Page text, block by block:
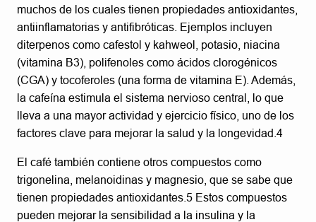
muchos de los cuales tienen propiedades antioxidantes,
antiinflamatorias y antifibróticas. Ejemplos incluyen
diterpenos como cafestol y kahweol, potasio, niacina
(vitamina B3), polifenoles como ácidos clorogénicos
(CGA) y tocoferoles (una forma de vitamina E). Además,
la cafeína estimula el sistema nervioso central, lo que
lleva a una mayor actividad y ejercicio físico, uno de los
factores clave para mejorar la salud y la longevidad.4
El café también contiene otros compuestos como
trigonelina, melanoidinas y magnesio, que se sabe que
tienen propiedades antioxidantes.5 Estos compuestos
pueden mejorar la sensibilidad a la insulina y la